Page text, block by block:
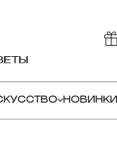
НОВИНКИ